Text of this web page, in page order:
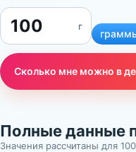
г
Сколько мне можно в
Полные данные
Значения рассчитаны для